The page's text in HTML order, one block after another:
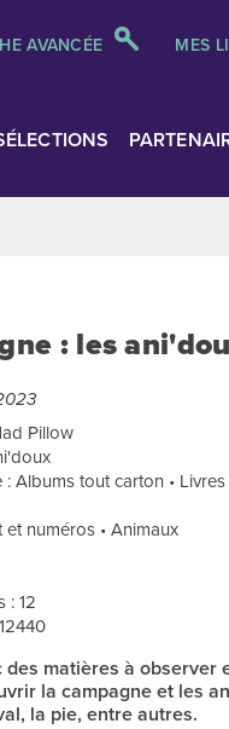
AVANCÉE MES
: les
Pillow
Albums tout carton •
numéros • Animaux
: 12
des matières à observer
la campagne et les
la pie, entre autres.